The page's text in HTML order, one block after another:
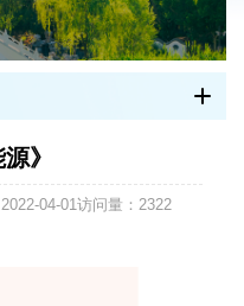
》
04-01访问量： 2322